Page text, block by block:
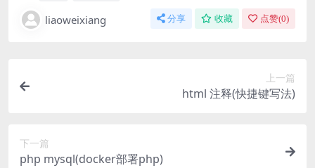
liaoweixiang 分享 收藏 点赞(0)
上一篇
html 注释(快捷键写法)
下一篇
php mysql(docker部署php)